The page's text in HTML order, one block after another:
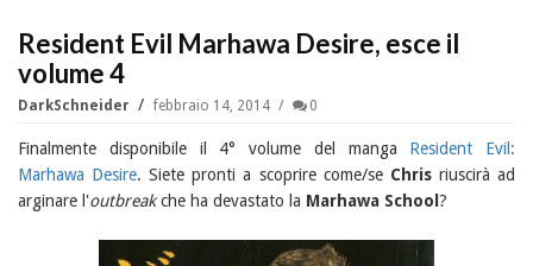
Resident Evil Marhawa Desire, esce il
volume 4
DarkSchneider febbraio 14, 2014 0
Finalmente disponibile il 4° volume del manga Resident Evil:
Marhawa Desire. Siete pronti a scoprire come/se Chrisriuscirà ad
arginare l'outbreakche ha devastato la Marhawa School ?